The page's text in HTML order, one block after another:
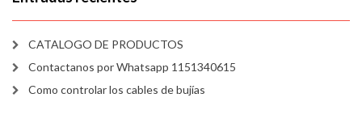
CATALOGO DE PRODUCTOS
Contactanos por Whatsapp 1151340615
Como controlar los cables de bujías